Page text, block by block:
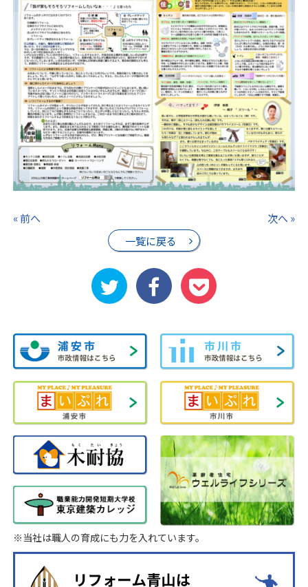
« 前へ
一覧に戻る
次へ »
※当社は職人の育成にも力を入れています。